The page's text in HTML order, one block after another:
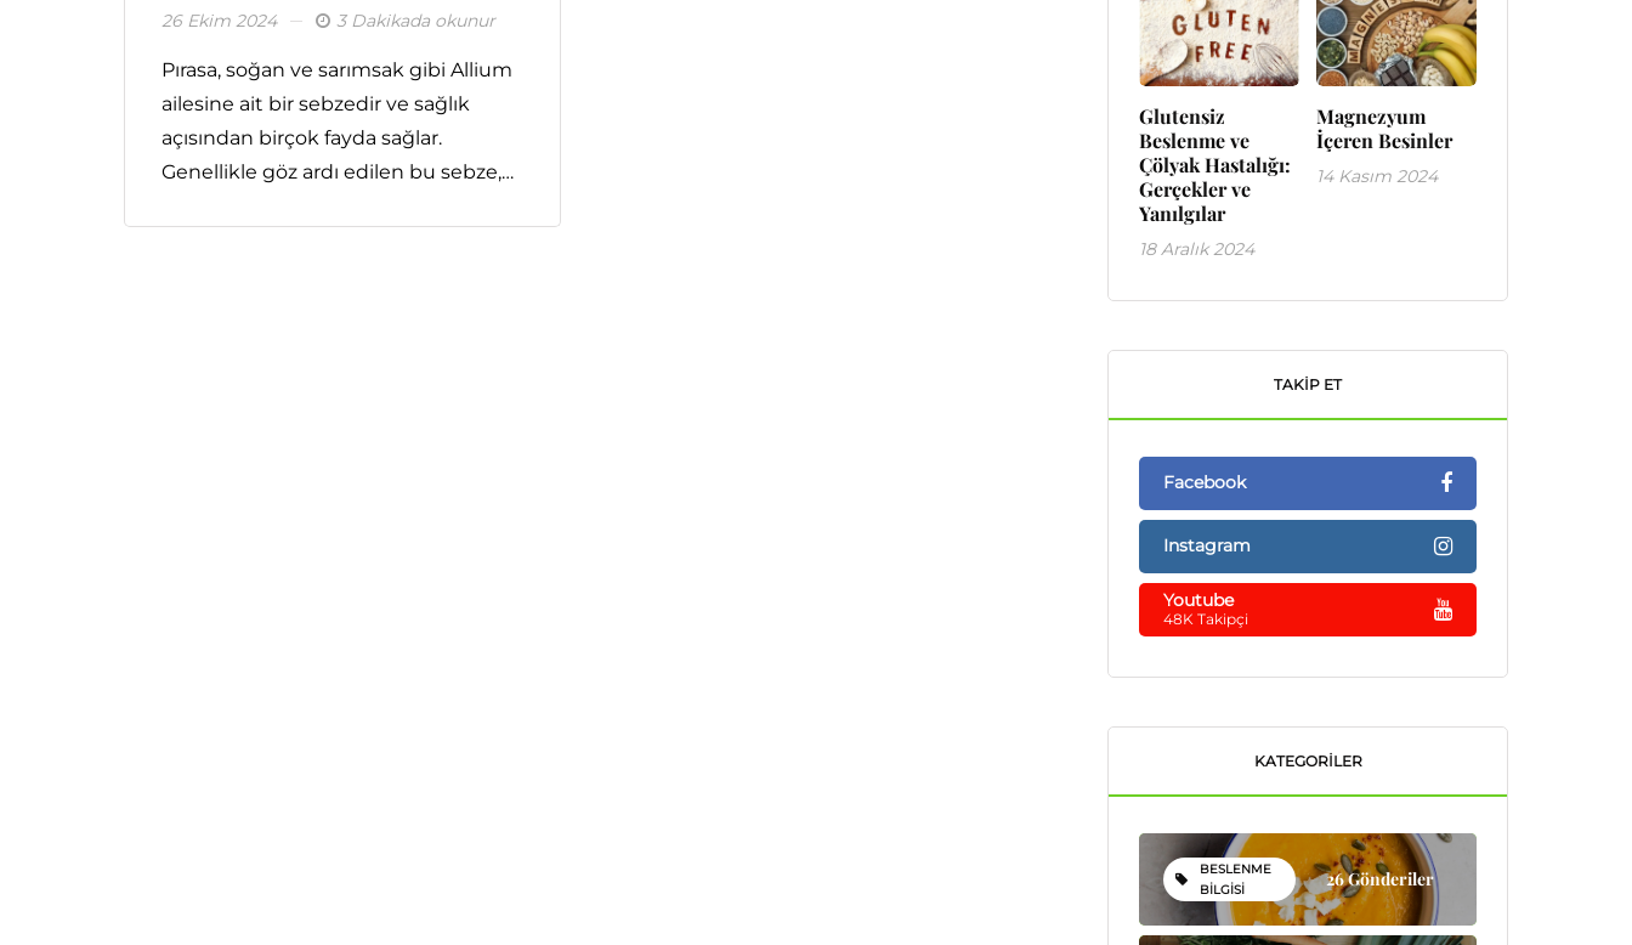
26 Ekim 2024 3 Dakikada okunur
Pırasa, soğan ve sarımsak gibi Allium
ailesine ait bir sebzedir ve sağlık
açısından birçok fayda sağlar.
Genellikle göz ardı edilen bu sebze,…
Glutensiz
Beslenme ve
Çölyak Hastalığı:
Gerçekler ve
Yanılgılar
18 Aralık 2024
Magnezyum
İçeren Besinler
14 Kasım 2024
TAKIP ET
Facebook
Instagram
Youtube
48K Takipçi
KATEGORILER
BESLENME
BILGISI
26 Gönderiler